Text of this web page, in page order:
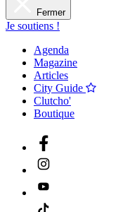
Fermer
Je soutiens !
Agenda
Magazine
Articles
City Guide
Clutcho'
Boutique